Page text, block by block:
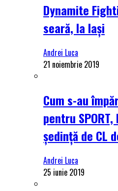
Dynamite
seară, la Iași
Andrei Luca
21 noiembrie 2019
Cum s-au
pentru
ședință de CL
Andrei Luca
25 iunie 2019